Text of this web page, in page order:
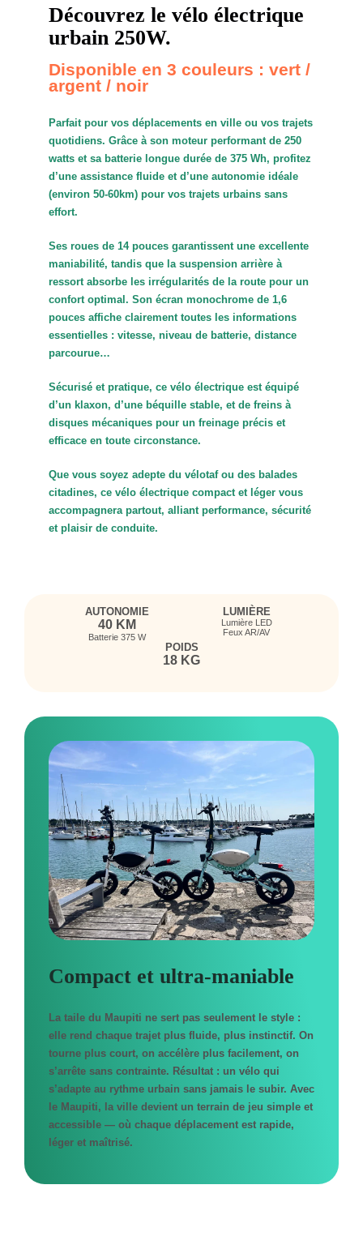
Découvrez le vélo électrique
urbain 250W.
Disponible en 3 couleurs : vert /
argent / noir
Parfait pour vos déplacements en ville ou vos trajets
quotidiens. Grâce à son moteur performant de 250
watts et sa batterie longue durée de 375 Wh, profitez
d’une assistance fluide et d’une autonomie idéale
(environ 50-60km) pour vos trajets urbains sans
effort.
Ses roues de 14 pouces garantissent une excellente
maniabilité, tandis que la suspension arrière à
ressort absorbe les irrégularités de la route pour un
confort optimal. Son écran monochrome de 1,6
pouces affiche clairement toutes les informations
essentielles : vitesse, niveau de batterie, distance
parcourue…
Sécurisé et pratique, ce vélo électrique est équipé
d’un klaxon, d’une béquille stable, et de freins à
disques mécaniques pour un freinage précis et
efficace en toute circonstance.
Que vous soyez adepte du vélotaf ou des balades
citadines, ce vélo électrique compact et léger vous
accompagnera partout, alliant performance, sécurité
et plaisir de conduite.
AUTONOMIE
40 KM
Batterie 375 W
LUMIÈRE
Lumière LED
Feux AR/AV
POIDS
18 KG
Compact et ultra-maniable
La taile du Maupiti ne sert pas seulement le style :
elle rend chaque trajet plus fluide, plus instinctif. On
tourne plus court, on accélère plus facilement, on
s’arrête sans contrainte. Résultat : un vélo qui
s’adapte au rythme urbain sans jamais le subir. Avec
le Maupiti, la ville devient un terrain de jeu simple et
accessible — où chaque déplacement est rapide,
léger et maîtrisé.